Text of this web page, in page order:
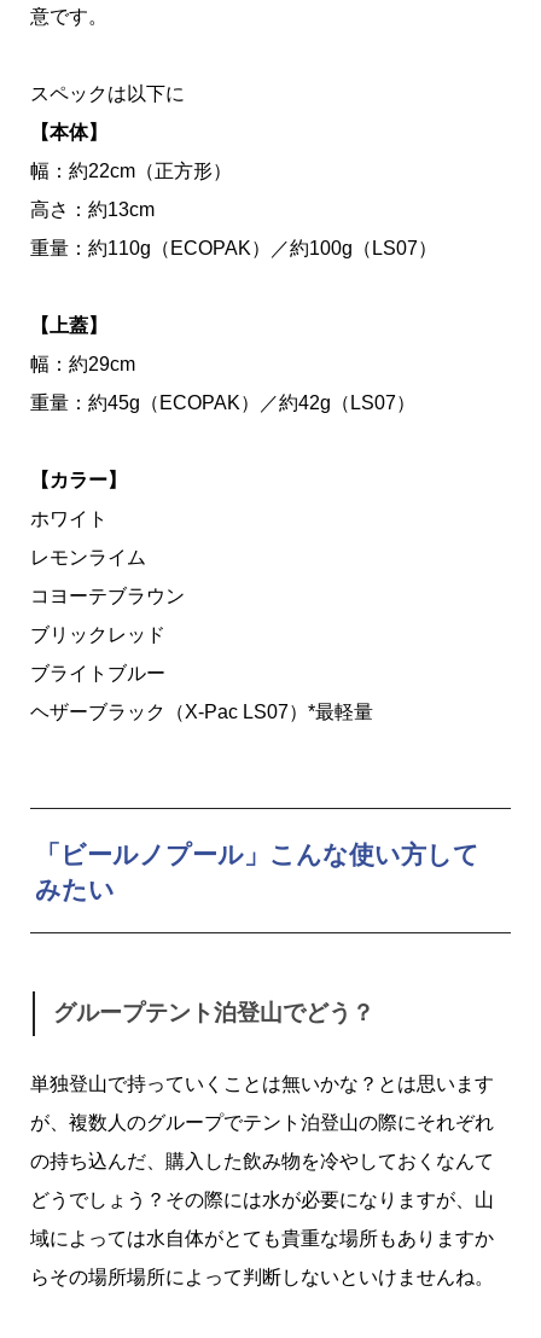
意です。
スペックは以下に
【本体】
幅：約22cm（正方形）
高さ：約13cm
重量：約110g（ECOPAK）／約100g（LS07）
【上蓋】
幅：約29cm
重量：約45g（ECOPAK）／約42g（LS07）
【カラー】
ホワイト
レモンライム
コヨーテブラウン
ブリックレッド
ブライトブルー
ヘザーブラック（X-Pac LS07）*最軽量
「ビールノプール」こんな使い方して
みたい
グループテント泊登山でどう？
単独登山で持っていくことは無いかな？とは思います
が、複数人のグループでテント泊登山の際にそれぞれ
の持ち込んだ、購入した飲み物を冷やしておくなんて
どうでしょう？その際には水が必要になりますが、山
域によっては水自体がとても貴重な場所もありますか
らその場所場所によって判断しないといけませんね。